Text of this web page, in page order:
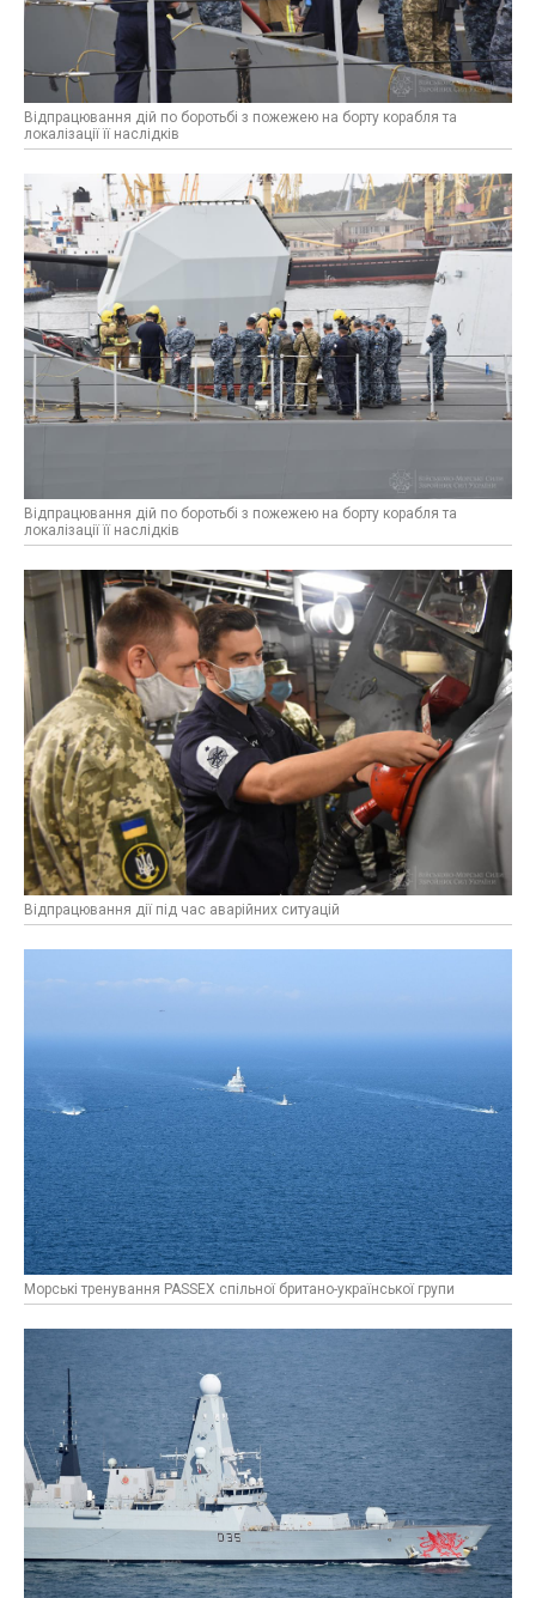
Відпрацювання дій по боротьбі з пожежею на борту корабля та
локалізації її наслідків
Відпрацювання дій по боротьбі з пожежею на борту корабля та
локалізації її наслідків
Відпрацювання дії під час аварійних ситуацій
Морські тренування PASSEX спільної британо-української групи